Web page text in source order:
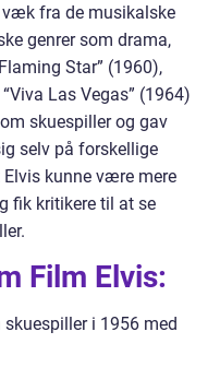
fra de musikalske
genrer som drama,
Star” (1960),
Las Vegas” (1964)
skuespiller og gav
selv på forskellige
kunne være mere
fik kritikere til at se
Film Elvis:
i 1956 med